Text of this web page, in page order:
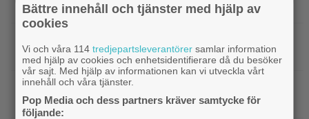
reklamskylt – PR-tricket som får LA att titta upp
trailern till ”Bäst i världen”
Bioaktuellt |Ny milstolpe för ”The Odyssey” –
kan bli Nolans mest inkomstbringande film
Bättre innehåll och tjänster med hjälp av
cookies
Vi och våra 114tredjepartsleverantörer samlar information
med hjälp av cookies och enhetsidentifierare då du besöker
vår sajt. Med hjälp av informationen kan vi utveckla vårt
innehåll och våra tjänster.
Pop Media och dess partners kräver samtycke för
följande: